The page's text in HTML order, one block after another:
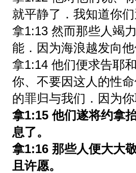
就平静了．我知道你
拿1:13 然而那些人竭
能．因为海浪越发向
拿1:14 他们便求告耶
你、不要因这人的性
的罪归与我们．因为
拿1:15 他们遂将约拿
息了。
拿1:16 那些人便大大
且许愿。